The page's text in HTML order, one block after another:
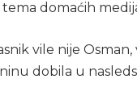
domaćih
vile nije
dobila u